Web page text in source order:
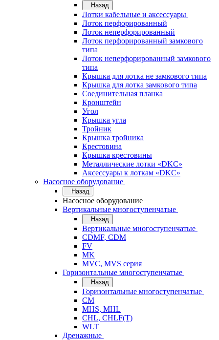
Назад
Лотки кабельные и аксессуары
Лоток перфорированный
Лоток неперфорированный
Лоток перфорированный замкового
типа
Лоток неперфорированный замкового
типа
Крышка для лотка не замкового типа
Крышка для лотка замкового типа
Соединительная планка
Кронштейн
Угол
Крышка угла
Тройник
Крышка тройника
Крестовина
Крышка крестовины
Металлические лотки «DKC»
Аксессуары к лоткам «DKC»
Насосное оборудование
Назад
Насосное оборудование
Вертикальные многоступенчатые
Назад
Вертикальные многоступенчатые
CDMF, CDM
FV
MK
MVC, MVS серия
Горизонтальные многоступенчатые
Назад
Горизонтальные многоступенчатые
CM
MHS, MHL
CHL, CHLF(T)
WLT
Дренажные